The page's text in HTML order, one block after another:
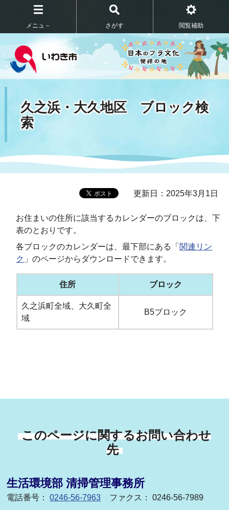
メニュ－ さがす 閲覧補助
久之浜・大久地区 ブロック検
索
更新日：2025年3月1日
お住まいの住所に該当するカレンダーのブロックは、下
表のとおりです。
各ブロックのカレンダーは、最下部にある「 関連リン
ク 」のページからダウンロードできます。
住所 ブロック
久之浜町全域、大久町全
域
B5ブロック
このページに関するお問い合わせ
先
生活環境部 清掃管理事務所
電話番号：0246-56-7963 ファクス： 0246-56-7989